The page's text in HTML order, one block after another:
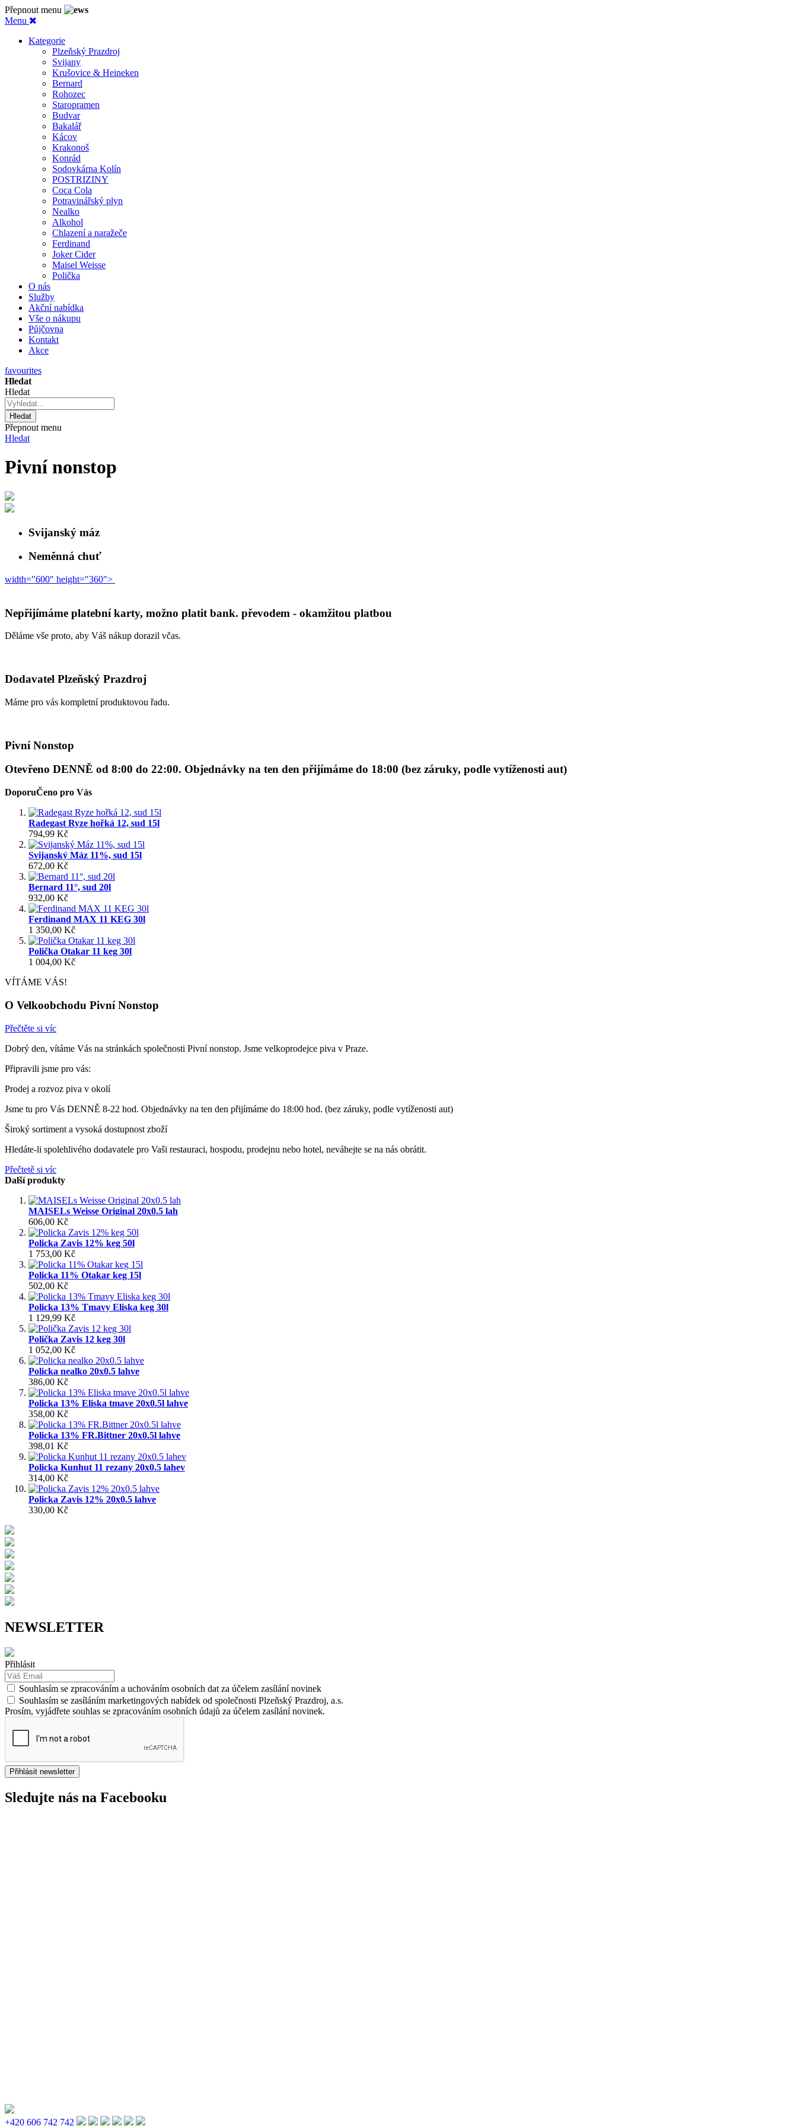
Přepnout menu
Menu
Kategorie
Plzeňský Prazdroj
Svijany
Krušovice & Heineken
Bernard
Rohozec
Staropramen
Budvar
Bakalář
Kácov
Krakonoš
Konrád
Sodovkárna Kolín
POSTRIZINY
Coca Cola
Potravinářský plyn
Nealko
Alkohol
Chlazení a naražeče
Ferdinand
Joker Cider
Maisel Weisse
Polička
O nás
Služby
Akční nabídka
Vše o nákupu
Půjčovna
Kontakt
Akce
favourites
Hledat
Hledat
Hledat
Přepnout menu
Hledat
Pivní nonstop
Svijanský máz
Neměnná chuť
width="600" height="360">
Nepřijímáme platební karty, možno platit bank. převodem - okamžitou platbou
Děláme vše proto, aby Váš nákup dorazil včas.
Dodavatel Plzeňský Prazdroj
Máme pro vás kompletní produktovou řadu.
Pivní Nonstop
Otevřeno DENNĚ od 8:00 do 22:00. Objednávky na ten den přijímáme do 18:00 (bez záruky, podle vytíženosti aut)
DoporuČeno pro Vás
Radegast Ryze hořká 12, sud 15l
794,99 Kč
Svijanský Máz 11%, sud 15l
672,00 Kč
Bernard 11°, sud 20l
932,00 Kč
Ferdinand MAX 11 KEG 30l
1 350,00 Kč
Polička Otakar 11 keg 30l
1 004,00 Kč
VÍTÁME VÁS!
O Velkoobchodu Pivní Nonstop
Přečtěte si víc
Dobrý den, vítáme Vás na stránkách společnosti Pivní nonstop. Jsme velkoprodejce piva v Praze.
Připravili jsme pro vás:
Prodej a rozvoz piva v okolí
Jsme tu pro Vás DENNĚ 8-22 hod. Objednávky na ten den přijímáme do 18:00 hod. (bez záruky, podle vytíženosti aut)
Široký sortiment a vysoká dostupnost zboží
Hledáte-li spolehlivého dodavatele pro Vaši restauraci, hospodu, prodejnu nebo hotel, neváhejte se na nás obrátit.
Přečtetě si víc
Další produkty
MAISELs Weisse Original 20x0.5 lah
606,00 Kč
Policka Zavis 12% keg 50l
1 753,00 Kč
Policka 11% Otakar keg 15l
502,00 Kč
Policka 13% Tmavy Eliska keg 30l
1 129,99 Kč
Polička Zavis 12 keg 30l
1 052,00 Kč
Policka nealko 20x0.5 lahve
386,00 Kč
Policka 13% Eliska tmave 20x0.5l lahve
358,00 Kč
Policka 13% FR.Bittner 20x0.5l lahve
398,01 Kč
Policka Kunhut 11 rezany 20x0.5 lahev
314,00 Kč
Policka Zavis 12% 20x0.5 lahve
330,00 Kč
NEWSLETTER
Přihlásit
Souhlasím se zpracováním a uchováním osobních dat za účelem zasílání novinek
Souhlasím se zasíláním marketingových nabídek od společnosti Plzeňský Prazdroj, a.s.
Prosím, vyjádřete souhlas se zpracováním osobních údajů za účelem zasílání novinek.
Přihlásit newsletter
Sledujte nás na Facebooku
+420 606 742 742